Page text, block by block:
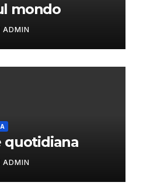
mondo
ADMIN
quotidiana
ADMIN